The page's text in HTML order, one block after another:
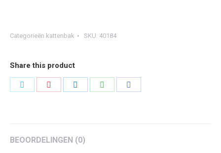
Categorieën kattenbak SKU: 40184
Share this product
BEOORDELINGEN (0)